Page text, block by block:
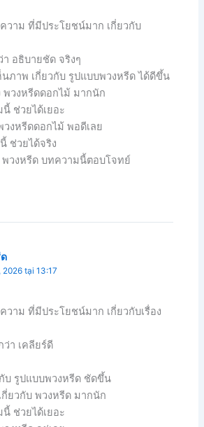
าม ที่มีประโยชน์มาก เกี่ยวกับ
อธิบายชัด จริงๆ
ภาพ เกี่ยวกับ รูปแบบพวงหรีด ได้ดีขึ้น
พวงหรีดดอกไม้ มากนัก
ช่วยได้เยอะ
วงหรีดดอกไม้ พอดีเลย
ช่วยได้จริง
พวงหรีด บทความนี้ตอบโจทย์
2026 tại 13:17
าม ที่มีประโยชน์มาก เกี่ยวกับเรื่อง
า เคลียร์ดี
บ รูปแบบพวงหรีด ชัดขึ้น
กี่ยวกับ พวงหรีด มากนัก
ช่วยได้เยอะ